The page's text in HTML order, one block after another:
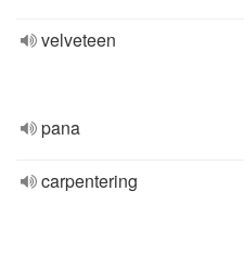
velveteen
pana
carpentering